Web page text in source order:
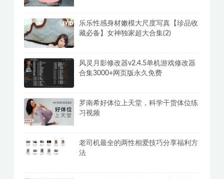
乐乐性感身材嫩模大尺度写真【珍品收
藏必备】女神独家超大合集(2)
风灵月影修改器v2.4.5单机游戏修改器
合集3000+网页版永久免费
罗南希好体位上天堂，科学干货体位练
习视频
老司机最全的两性相爱技巧分享福利方
法